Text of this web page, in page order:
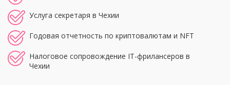
Услуга секретаря в Чехии
Годовая отчетность по криптовалютам и NFT
Налоговое сопровождение IT-фрилансеров в
Чехии